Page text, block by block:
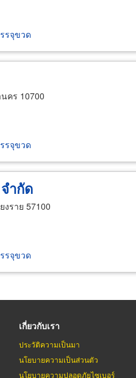
รจุขวด
คร 10700
รจุขวด
ำกัด
งราย 57100
รจุขวด
เกี่ยวกับเรา
ประวัติความเป็นมา
นโยบายความเป็นส่วนตัว
นโยบายความปลอดภัยไซเบอร์